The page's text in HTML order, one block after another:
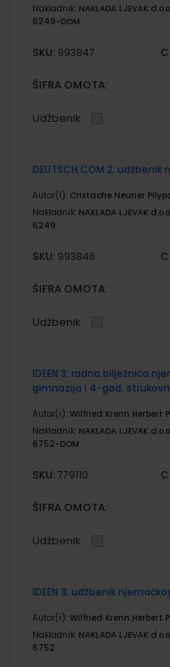
Nakladnik: NAKLADA LJEVAK
6249-DOM
SKU: 993847
ŠIFRA OMOTA:
Udžbenik
DEUTSCH.COM 2;
Autor(i): Cristache Neuner
Nakladnik: NAKLADA LJEVAK
6249
SKU: 993846
ŠIFRA OMOTA:
Udžbenik
IDEEN 3; radna bilježnica
gimnazija i 4-god.
Autor(i): Wilfried Krenn Herbert
Nakladnik: NAKLADA LJEVAK
6752-DOM
SKU: 779110
ŠIFRA OMOTA:
Udžbenik
IDEEN 3; udžbenik
Autor(i): Wilfried Krenn Herbert
Nakladnik: NAKLADA LJEVAK
6752